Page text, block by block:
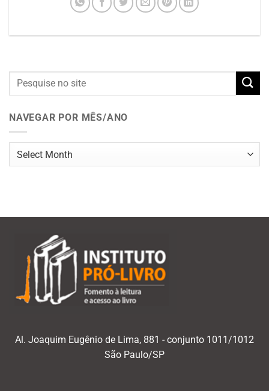
NAVEGAR POR MÊS/ANO
Navegar
Al. Joaquim Eugênio de Lima, 881 - conjunto 1011/1012
São Paulo/SP